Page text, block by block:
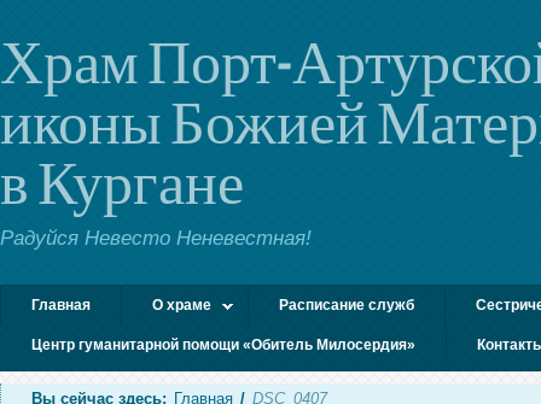
Храм Порт-
иконы Божией
в Кургане
Радуйся Невесто Неневестная!
Главная О храме Расписание служб
Центр гуманитарной помощи «Обитель Милосердия»
Вы сейчас здесь: Главная / DSC_0407